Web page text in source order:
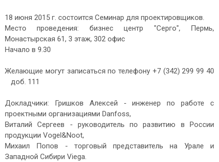
18 июня 2015 г. состоится Семинар для проектировщиков.
Место проведения: бизнес центр "Серго", Пермь,
Монастырская 61, 3 этаж, 302 офис
Начало в 9.30
Желающие могут записаться по телефону +7 (342) 299 99 40
доб. 111
Докладчики: Гришков Алексей - инженер по работе с
проектными организациями Danfoss,
Виталий Сергеев - руководитель по развитию в России
продукции Vogel&Noot,
Михаил Попов - торговый представитель на Урале и
Западной Сибири Viega.